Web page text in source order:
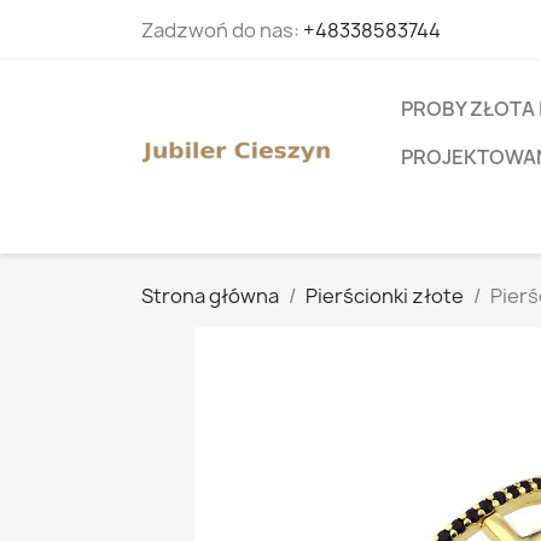
Zadzwoń do nas: +48338583744
PROBY ZŁOTA
Strona główna Pierścionki złote